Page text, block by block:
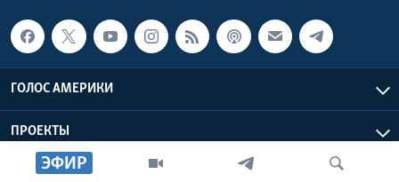
ЭФИР
ГОЛОС АМЕРИКИ
ПРОЕКТЫ